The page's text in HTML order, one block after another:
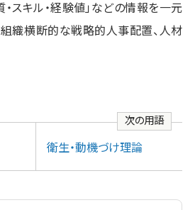
・スキル・経験値」などの情報を一元
組織横断的な戦略的人事配置、人材
次の用語
衛生・動機づけ理論